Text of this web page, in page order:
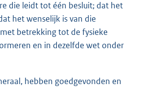
die leidt tot één besluit; dat het
het wenselijk is van die
betrekking tot de fysieke
en in dezelfde wet onder
hebben goedgevonden en